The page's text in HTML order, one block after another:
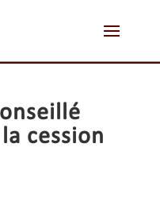
cession